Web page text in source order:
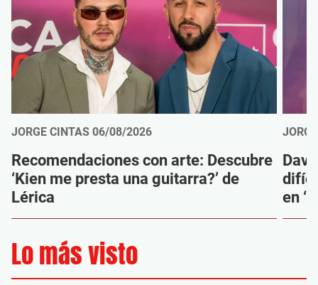
JORGE CINTAS 06/08/2026
Recomendaciones con arte: Descubre
‘Kien me presta una guitarra?’ de
Lérica
en
Lo más visto